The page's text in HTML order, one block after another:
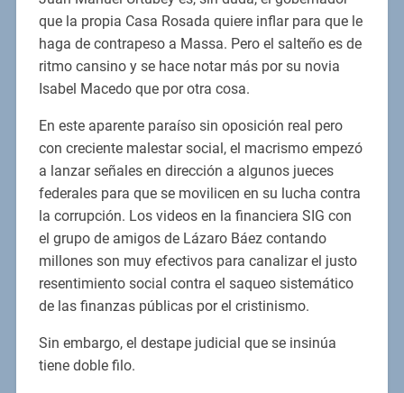
que la propia Casa Rosada quiere inflar para que le
haga de contrapeso a Massa. Pero el salteño es de
ritmo cansino y se hace notar más por su novia
Isabel Macedo que por otra cosa.
En este aparente paraíso sin oposición real pero
con creciente malestar social, el macrismo empezó
a lanzar señales en dirección a algunos jueces
federales para que se movilicen en su lucha contra
la corrupción. Los videos en la financiera SIG con
el grupo de amigos de Lázaro Báez contando
millones son muy efectivos para canalizar el justo
resentimiento social contra el saqueo sistemático
de las finanzas públicas por el cristinismo.
Sin embargo, el destape judicial que se insinúa
tiene doble filo.